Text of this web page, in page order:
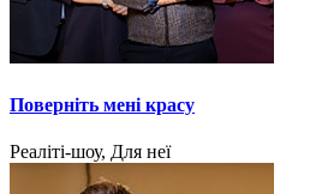
Поверніть мені красу
Реаліті-шоу, Для неї